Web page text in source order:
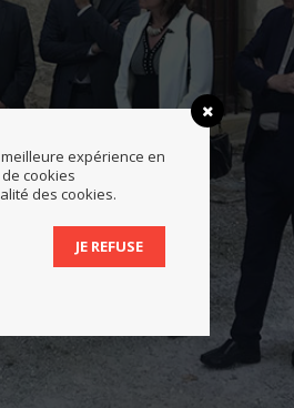
expérience en
cookies
des cookies.
JE REFUSE